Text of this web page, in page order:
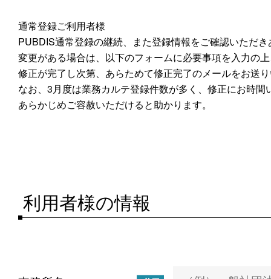
通常登録ご利用者様
PUBDIS通常登録の継続、また登録情報をご確認いただ
変更がある場合は、以下のフォームに必要事項を入力の
修正が完了し次第、あらためて修正完了のメールをお送
なお、3月度は業務カルテ登録件数が多く、修正にお時
あらかじめご容赦いただけると助かります。
利用者様の情報